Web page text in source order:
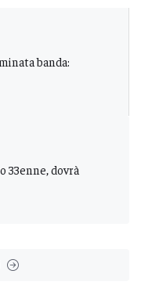
banda:
33enne, dovrà